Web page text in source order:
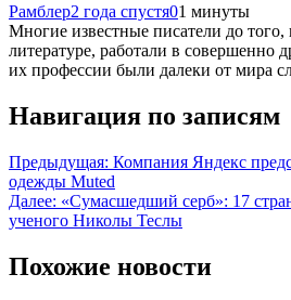
Рамблер2 года спустя01 минуты
Многие известные писатели до того,
литературе, работали в совершенно
их профессии были далеки от мира
Навигация по записям
Предыдущая: Компания Яндекс
одежды Muted
Далее: «Сумасшедший серб»: 17
ученого Николы Теслы
Похожие новости